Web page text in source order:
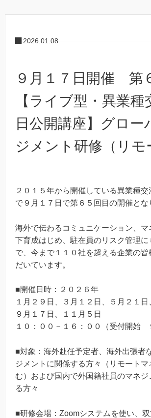
2026.01.08
９月１７日開催 第
【ライブ型・異業種
日公開講座】グロー
ジメント研修（リモ
２０１５年から開催している異業種
で９月１７日で第６５回目の開催とな
海外で伝わるコミュニケーション、マ
下育成はじめ、駐在員のリスク管理に
で、今まで１１０社を超える企業の皆
だいています。
■開催日時：２０２６年
１月２９日、３月１２日、５月２１日
９月１７日、１１月５日
１０：００－１６：００（受付開始
■対象：海外赴任予定者、海外出張者
ジメントに関係する方々（リモートマ
む）および国内で外国籍社員のマネジ
る方々
■研修会場：Zoomシステムを使い、